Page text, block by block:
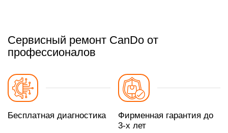
Сервисный ремонт CanDo от
профессионалов
Бесплатная диагностика
Фирменная гарантия до
3-х лет